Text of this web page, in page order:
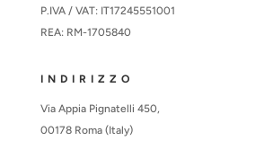
P.IVA / VAT: IT17245551001
REA: RM-1705840
INDIRIZZO
Via Appia Pignatelli 450,
00178 Roma (Italy)